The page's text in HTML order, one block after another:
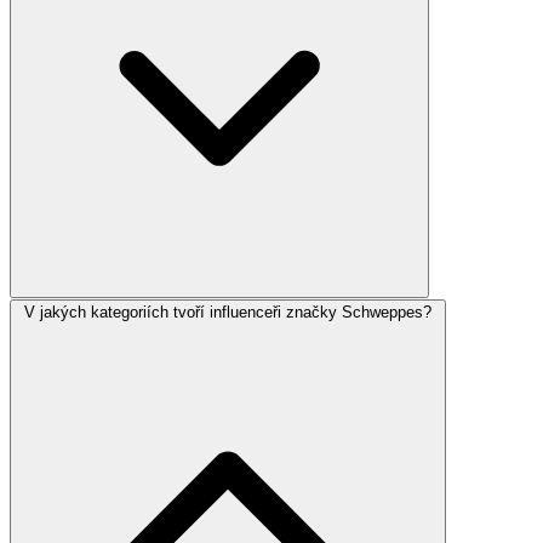
V jakých kategoriích tvoří influenceři značky Schweppes?